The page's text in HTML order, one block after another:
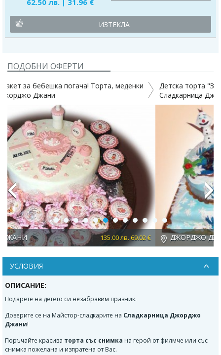
ИЗТЕКЛА
ПОДОБНИ ОФЕРТИ
Детска торта "Замръзналото кралство" с 3D проект от
Сладкарница Джорджо Джани
-14%
ДЖОРДЖО ДЖАНИ 61.90 лв. 31.65 €
Previous Next
УСЛОВИЯ
ОПИСАНИЕ:
Подарете на детето си незабравим празник.
Доверите се на Майстор-сладкарите на Сладкарница Джорджо
Джани!
Поръчайте красива торта със снимка на герой от филмче или със
снимка пожелана и изпратена от Вас.